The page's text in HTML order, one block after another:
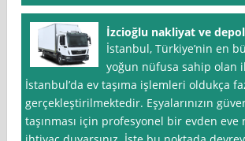
İzcioğlu nakliyat ve
İstanbul, Türkiye’nin en
yoğun nüfusa sahip olan
İstanbul’da ev taşıma işlemleri oldukça
gerçekleştirilmektedir. Eşyalarınızın
taşınması için profesyonel bir evden eve